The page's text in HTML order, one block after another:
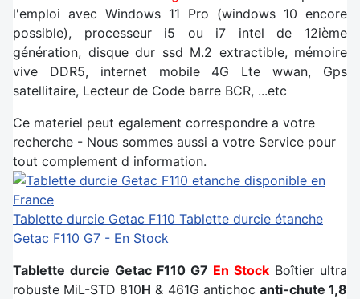
l'emploi avec Windows 11 Pro (windows 10 encore
possible), processeur i5 ou i7 intel de 12ième
génération, disque dur ssd M.2 extractible, mémoire
vive DDR5, internet mobile 4G Lte wwan, Gps
satellitaire, Lecteur de Code barre BCR, ...etc
Ce materiel peut egalement correspondre a votre
recherche - Nous sommes aussi a votre Service pour
tout complement d information.
Tablette durcie Getac F110 Tablette durcie étanche
Getac F110 G7 - En Stock
Tablette durcie Getac F110 G7 En Stock Boîtier ultra
robuste MiL-STD 810H & 461G antichoc anti-chute 1,8